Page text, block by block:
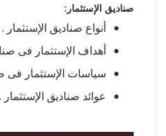
صناديق الإستثمار:
أنواع صناديق الإستثمار .
أهداف الإستثمار فى
سياسات الإستثمار فى
عوائد صناديق الإستثمار .